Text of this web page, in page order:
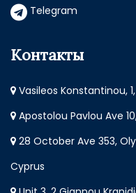
Telegram
Контакты
Vasileos Konstantinou,
Apostolou Pavlou Ave
28 October Ave 353,
Cyprus